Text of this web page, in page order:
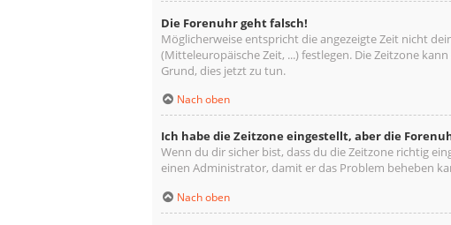
Die Forenuhr geht falsch!
Möglicherweise entspricht die angezeigte Zeit nicht
(Mitteleuropäische Zeit, ...) festlegen. Die Zeitzone
Grund, dies jetzt zu tun.
Nach oben
Ich habe die Zeitzone eingestellt, aber die
Wenn du dir sicher bist, dass du die Zeitzone richtig
einen Administrator, damit er das Problem beheben
Nach oben